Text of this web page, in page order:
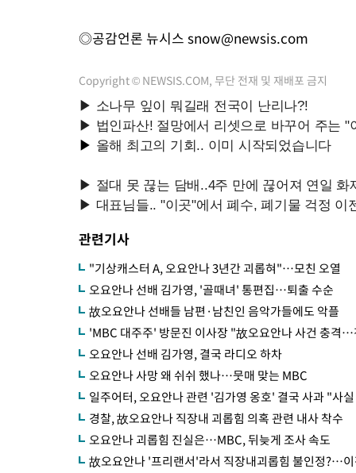
◎공감언론 뉴시스 snow@newsis.com
Copyright © NEWSIS.COM, 무단 전재 및 재배포 금지
관련기사
"기상캐스터 A, 오요안나 3년간 괴롭혀"…모친 오열
오요안나 선배 김가영, '골때녀' 통편집…퇴출 수순
故오요안나 선배들 남편·남친인 음악가들에도 악플
'MBC 대주주' 방문진 이사장 "故오요안나 사건 충격
오요안나 선배 김가영, 결국 라디오 하차
오요안나 사망 왜 쉬쉬 했나…뭇매 맞는 MBC
일주어터, 오요안나 관련 '김가영 옹호' 결국 사과 "사
경찰, 故오요안나 직장내 괴롭힘 의혹 관련 내사 착수
오요안나 괴롭힘 진실은…MBC, 뒤늦게 조사 속도
故오요안나 '프리랜서'라서 직장내괴롭힘 불인정?…